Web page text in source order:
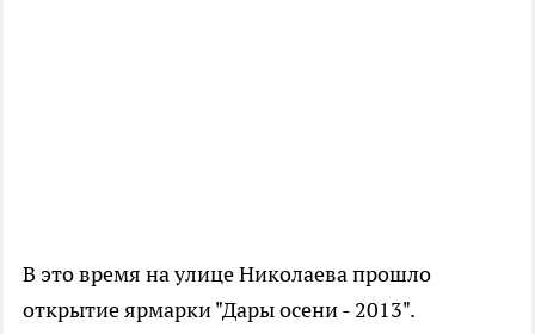
В это время на улице Николаева прошло
открытие ярмарки "Дары осени - 2013".